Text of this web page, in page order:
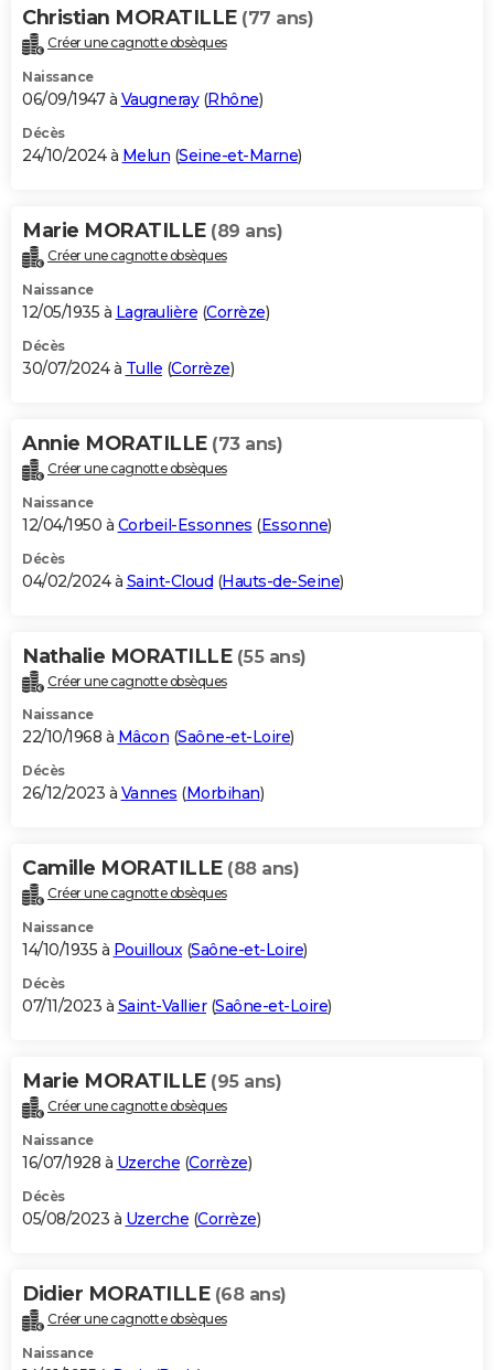
Christian MORATILLE (77 ans)
Créer une cagnotte obsèques
Naissance
06/09/1947 à Vaugneray(Rhône)
Décès
24/10/2024 à Melun (Seine-et-Marne)
Marie MORATILLE (89 ans)
Créer une cagnotte obsèques
Naissance
12/05/1935 à Lagraulière (Corrèze)
Décès
30/07/2024 à Tulle (Corrèze)
Annie MORATILLE (73 ans)
Créer une cagnotte obsèques
Naissance
12/04/1950 à Corbeil-Essonnes (Essonne)
Décès
04/02/2024 à Saint-Cloud (Hauts-de-Seine)
Nathalie MORATILLE (55 ans)
Créer une cagnotte obsèques
Naissance
22/10/1968 à Mâcon (Saône-et-Loire)
Décès
26/12/2023 à Vannes (Morbihan)
Camille MORATILLE (88 ans)
Créer une cagnotte obsèques
Naissance
14/10/1935 à Pouilloux(Saône-et-Loire)
Décès
07/11/2023 à Saint-Vallier(Saône-et-Loire)
Marie MORATILLE (95 ans)
Créer une cagnotte obsèques
Naissance
16/07/1928 à Uzerche (Corrèze)
Décès
05/08/2023 à Uzerche (Corrèze)
Didier MORATILLE (68 ans)
Créer une cagnotte obsèques
Naissance